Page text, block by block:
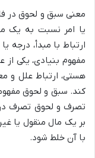
معنی سبق و لحوق در
یا امر نسبت به یک
ارتباط با مبدأ،
مفهوم بنیادی، یکی
هستی، ارتباط علل و
کند. سبق و لحوق
تصرف و لحوق تصرف
بر یک مال منقول یا
با آن خلط شود.